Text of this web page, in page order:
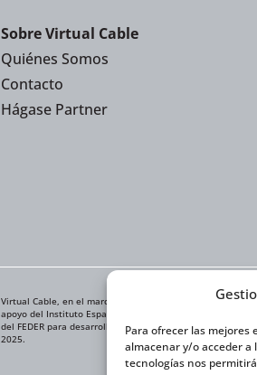
Para ofrecer las mejores
almacenar y/o acceder
tecnologías nos
Sobre Virtual Cable
Quiénes Somos
Contacto
Hágase Partner
Virtual Cable, en el marco de la iniciativa ICEX NEXT
apoyo del Instituto Español de Comercio Exterior y la
del FEDER para desarrollar su Plan de Expansión
2025.